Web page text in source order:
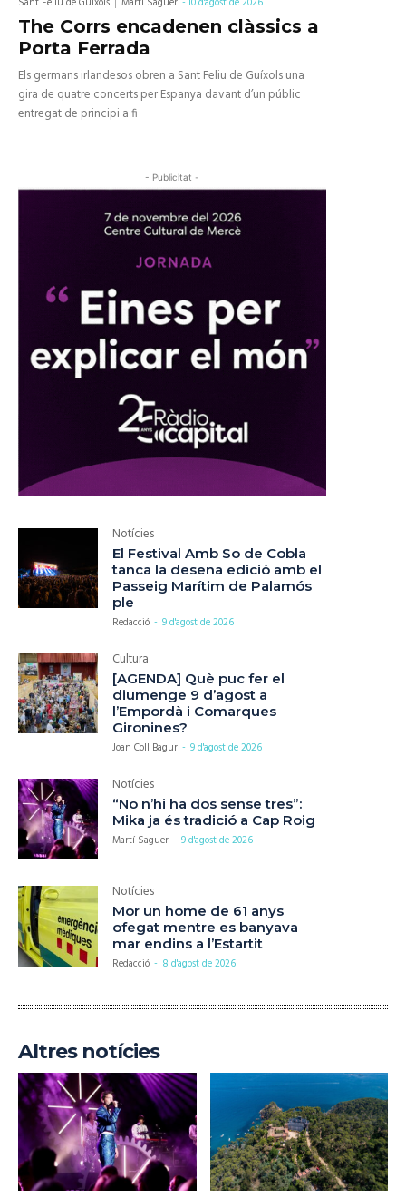
The Corrs encadenen clàssics a
Porta Ferrada
Els germans irlandesos obren a Sant Feliu de Guíxols una
gira de quatre concerts per Espanya davant d’un públic
entregat de principi a fi
- Publicitat -
Notícies
El Festival Amb So de Cobla
tanca la desena edició amb el
Passeig Marítim de Palamós
ple
Redacció - 9 d'agost de 2026
Cultura
[AGENDA] Què puc fer el
diumenge 9 d’agost a
l’Empordà i Comarques
Gironines?
Joan Coll Bagur - 9 d'agost de 2026
Notícies
“No n’hi ha dos sense tres”:
Mika ja és tradició a Cap Roig
Martí Saguer - 9 d'agost de 2026
Notícies
Mor un home de 61 anys
ofegat mentre es banyava
mar endins a l’Estartit
Redacció - 8 d'agost de 2026
Altres notícies